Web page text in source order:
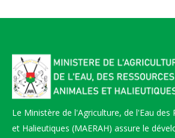
Le Ministère de l'Agriculture, de l'Eau des
et Halieutiques (MAERAH) assure le